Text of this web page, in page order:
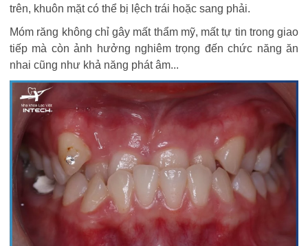
trên, khuôn mặt có thể bị lệch trái hoặc sang phải.
Móm răng không chỉ gây mất thẩm mỹ, mất tự tin trong giao
tiếp mà còn ảnh hưởng nghiêm trọng đến chức năng ăn
nhai cũng như khả năng phát âm...